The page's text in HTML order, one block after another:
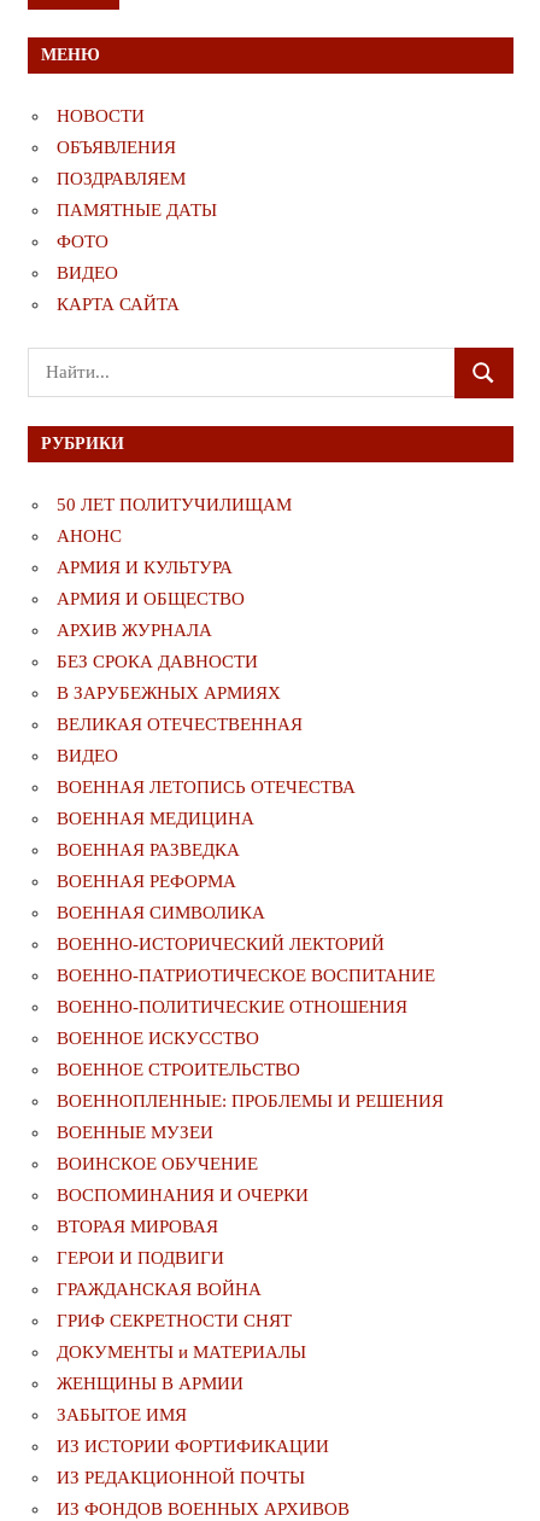
МЕНЮ
НОВОСТИ
ОБЪЯВЛЕНИЯ
ПОЗДРАВЛЯЕМ
ПАМЯТНЫЕ ДАТЫ
ФОТО
ВИДЕО
КАРТА САЙТА
Поиск
для:
ПОИСК
РУБРИКИ
50 ЛЕТ ПОЛИТУЧИЛИЩАМ
АНОНС
АРМИЯ И КУЛЬТУРА
АРМИЯ И ОБЩЕСТВО
АРХИВ ЖУРНАЛА
БЕЗ СРОКА ДАВНОСТИ
В ЗАРУБЕЖНЫХ АРМИЯХ
ВЕЛИКАЯ ОТЕЧЕСТВЕННАЯ
ВИДЕО
ВОЕННАЯ ЛЕТОПИСЬ ОТЕЧЕСТВА
ВОЕННАЯ МЕДИЦИНА
ВОЕННАЯ РАЗВЕДКА
ВОЕННАЯ РЕФОРМА
ВОЕННАЯ СИМВОЛИКА
ВОЕННО-ИСТОРИЧЕСКИЙ ЛЕКТОРИЙ
ВОЕННО-ПАТРИОТИЧЕСКОЕ ВОСПИТАНИЕ
ВОЕННО-ПОЛИТИЧЕСКИE ОТНОШЕНИЯ
ВОЕННОЕ ИСКУССТВО
ВОЕННОЕ СТРОИТЕЛЬСТВО
ВОЕННОПЛЕННЫЕ: ПРОБЛЕМЫ И РЕШЕНИЯ
ВОЕННЫЕ МУЗЕИ
ВОИНСКОЕ ОБУЧЕНИЕ
ВОСПОМИНАНИЯ И ОЧЕРКИ
ВТОРАЯ МИРОВАЯ
ГЕРОИ И ПОДВИГИ
ГРАЖДАНСКАЯ ВОЙНА
ГРИФ СЕКРЕТНОСТИ СНЯТ
ДОКУМЕНТЫ и МАТЕРИАЛЫ
ЖЕНЩИНЫ В АРМИИ
ЗАБЫТОЕ ИМЯ
ИЗ ИСТОРИИ ФОРТИФИКАЦИИ
ИЗ РЕДАКЦИОННОЙ ПОЧТЫ
ИЗ ФОНДОВ ВОЕННЫХ АРХИВОВ